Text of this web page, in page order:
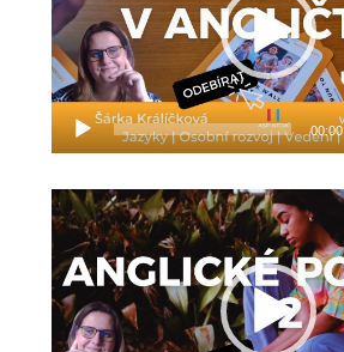
00:00
Video
přehrávač